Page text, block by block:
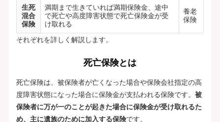
生死
混合
保険
満期まで生きていれば満期保険金、途中
で死亡や高度障害状態で死亡保険金が受
け取れる
養老
保険
それぞれを詳しく解説します。
死亡保険とは
死亡保険は、被保険者が亡くなった場合や保険会社指定の高
度障害状態になった場合に保険金が支払われる保険です。 被
保険者に万が一のことが起きた場合に保険金が受け取れるた
め、主に遺族のために加入する保険です。